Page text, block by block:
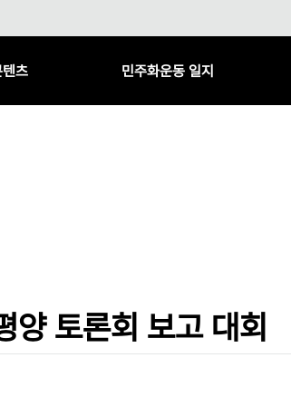
츠 민주화운동 일지
양 토론회 보고 대회